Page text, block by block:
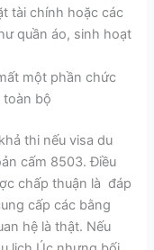
tài chính hoặc các
quần áo, sinh hoạt
một phần chức
toàn bộ
thi nếu visa du
cấm 8503. Điều
chấp thuận là đáp
cấp các bằng
hệ là thật. Nếu